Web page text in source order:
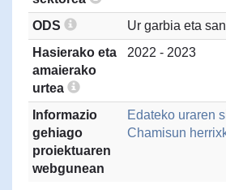
ODS
Ur garbia eta
Hasierako eta
amaierako
urtea
2022 - 2023
Informazio
gehiago
proiektuaren
webgunean
Edateko uraren
Chamisun